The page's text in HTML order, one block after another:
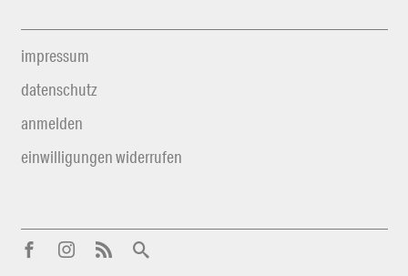
impressum
datenschutz
anmelden
einwilligungen widerrufen